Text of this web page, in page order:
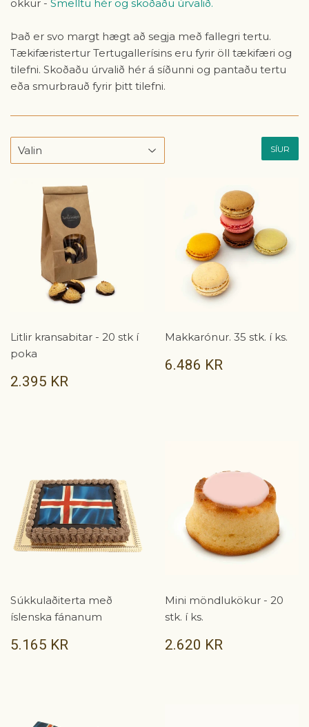
okkur - Smelltu hér og skoðaðu úrvalið.
Það er svo margt hægt að segja með fallegri tertu.
Tækifæristertur Tertugallerísins eru fyrir öll tækifæri og
tilefni. Skoðaðu úrvalið hér á síðunni og pantaðu tertu
eða smurbrauð fyrir þitt tilefni.
SÍUR
Litlir kransabitar - 20 stk í
poka
VERÐ
2.395 KR
Makkarónur. 35 stk. í ks.
VERÐ
6.486 KR
Súkkulaðiterta með
íslenska fánanum
VERÐ
5.165 KR
Mini möndlukökur - 20
stk. í ks.
VERÐ
2.620 KR